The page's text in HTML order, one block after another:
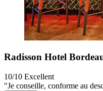
Radisson Hotel
10/10 Excellent
"Je conseille, conforme au